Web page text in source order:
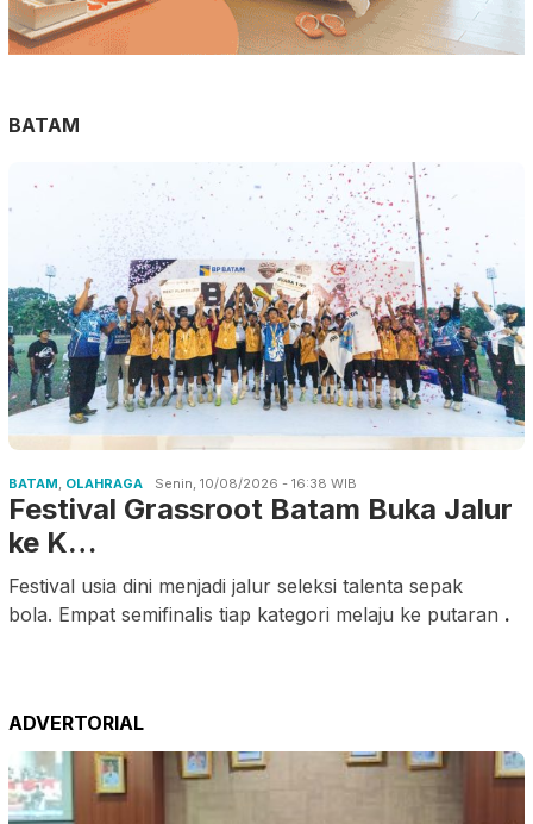
BATAM
BATAM, OLAHRAGA Senin, 10/08/2026 - 16:38 WIB
Festival Grassroot Batam Buka Jalur
ke K…
Festival usia dini menjadi jalur seleksi talenta sepak
bola. Empat semifinalis tiap kategori melaju ke putaran .
ADVERTORIAL